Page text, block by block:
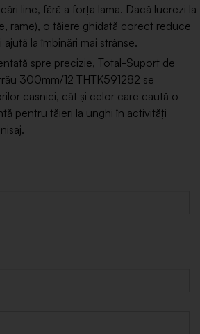
line, fără a forța lama. Dacă lucrezi la
rame), o tăiere ghidată corect reduce
la îmbinări mai strânse.
spre precizie, Total-Suport de
300mm/12 THTK591282 se
casnici, cât și celor care caută o
pentru tăieri la unghi în activități